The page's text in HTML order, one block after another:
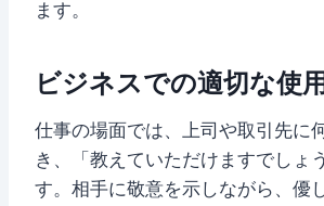
ます。
ビジネスでの適切な使
仕事の場面では、上司や取引先に
き、「教えていただけますでしょ
す。相手に敬意を示しながら、優